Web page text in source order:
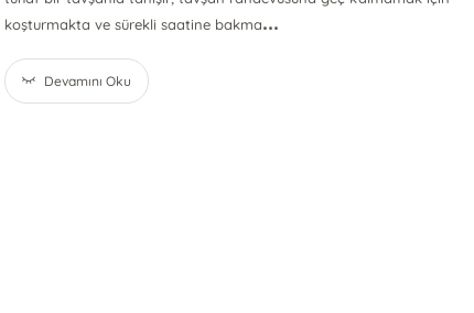
koşturmakta ve sürekli saatine bakma...
Devamını Oku